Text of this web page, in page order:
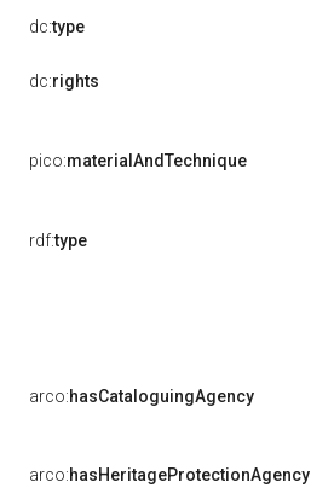
dc:type
dc:rights
pico:materialAndTechnique
rdf:type
arco:hasCataloguingAgency
arco:hasHeritageProtectionAgency